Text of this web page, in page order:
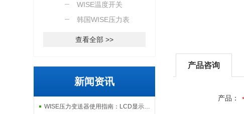
WISE温度开关
韩国WISE压力表
查看全部 >>
新闻资讯
WISE压力变送器使用指南：LCD显示、故障自检与数据远程传输功能解析
产品咨询
产品：